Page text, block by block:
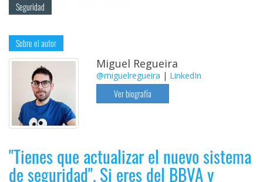
Seguridad
Sobre el autor
Miguel Regueira
@miguelregueira | LinkedIn
Ver biografía
"Tienes que actualizar el nuevo sistema
de seguridad". Si eres del BBVA y